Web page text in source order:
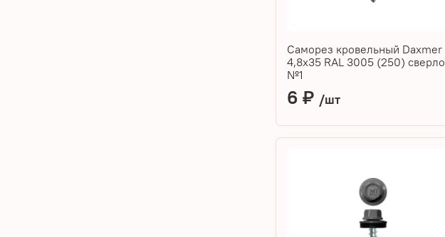
Саморез кровельный Daxmer
4,8х35 RAL 3005 (250) сверло
№1
6 ₽ /шт